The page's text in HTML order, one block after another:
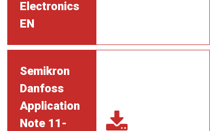
Electronics
EN
Semikron
Danfoss
Application
Note 11-